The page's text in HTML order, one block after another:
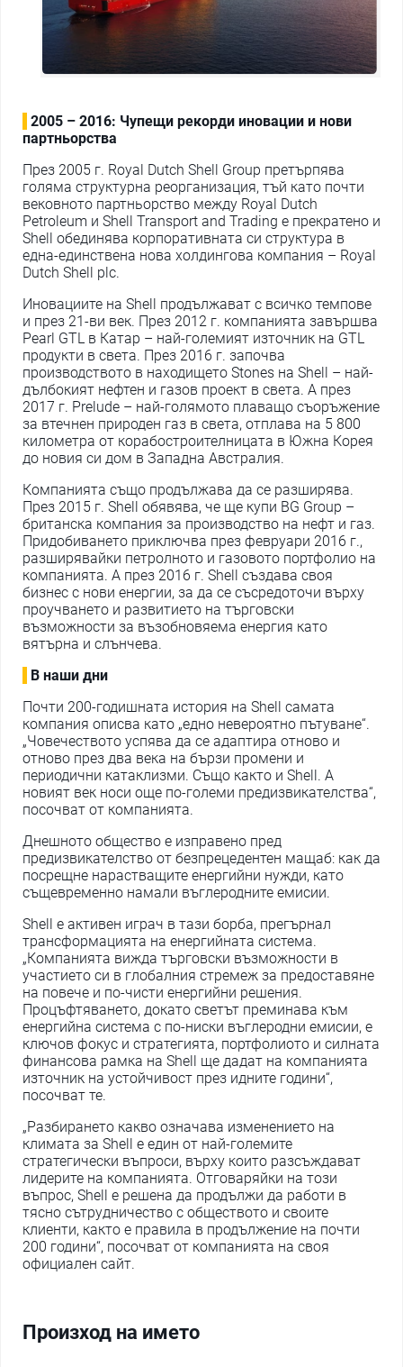
2005 – 2016: Чупещи рекорди иновации и нови
партньорства
През 2005 г. Royal Dutch Shell Group претърпява
голяма структурна реорганизация, тъй като почти
вековното партньорство между Royal Dutch
Petroleum и Shell Transport and Trading е прекратено и
Shell обединява корпоративната си структура в
една-единствена нова холдингова компания – Royal
Dutch Shell plc.
Иновациите на Shell продължават с всичко темпове
и през 21-ви век. През 2012 г. компанията завършва
Pearl GTL в Катар – най-големият източник на GTL
продукти в света. През 2016 г. започва
производството в находището Stones на Shell – най-
дълбокият нефтен и газов проект в света. А през
2017 г. Prelude – най-голямото плаващо съоръжение
за втечнен природен газ в света, отплава на 5 800
километра от корабостроителницата в Южна Корея
до новия си дом в Западна Австралия.
Компанията също продължава да се разширява.
През 2015 г. Shell обявява, че ще купи BG Group –
британска компания за производство на нефт и газ.
Придобиването приключва през февруари 2016 г.,
разширявайки петролното и газовото портфолио на
компанията. А през 2016 г. Shell създава своя
бизнес с нови енергии, за да се съсредоточи върху
проучването и развитието на търговски
възможности за възобновяема енергия като
вятърна и слънчева.
В наши дни
Почти 200-годишната история на Shell самата
компания описва като „едно невероятно пътуване“.
„Човечеството успява да се адаптира отново и
отново през два века на бързи промени и
периодични катаклизми. Също както и Shell. A
новият век носи още по-големи предизвикателства“,
посочват от компанията.
Днешното общество е изправено пред
предизвикателство от безпрецедентен мащаб: как да
посрещне нарастващите енергийни нужди, като
същевременно намали въглеродните емисии.
Shell е активен играч в тази борба, прегърнал
трансформацията на енергийната система.
„Компанията вижда търговски възможности в
участието си в глобалния стремеж за предоставяне
на повече и по-чисти енергийни решения.
Процъфтяването, докато светът преминава към
енергийна система с по-ниски въглеродни емисии, е
ключов фокус и стратегията, портфолиото и силната
финансова рамка на Shell ще дадат на компанията
източник на устойчивост през идните години“,
посочват те.
„Разбирането какво означава изменението на
климата за Shell е един от най-големите
стратегически въпроси, върху които разсъждават
лидерите на компанията. Отговаряйки на този
въпрос, Shell е решена да продължи да работи в
тясно сътрудничество с обществото и своите
клиенти, както е правила в продължение на почти
200 години“, посочват от компанията на своя
официален сайт.
Произход на името